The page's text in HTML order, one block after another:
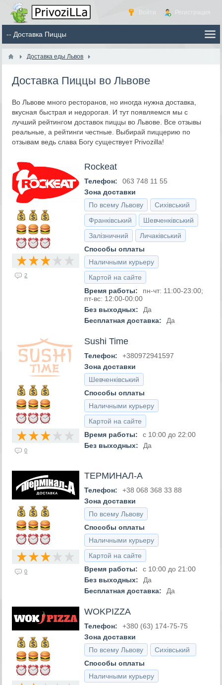
Войти Регистрация
Доставка еды Львов
Доставка Пиццы во Львове
Во Львове много ресторанов, но иногда нужна доставка,
вкусная быстрая и недорогая. И тут появляемся мы с
лучший рейтингом доставок пиццы во Львове. Все отзывы
реальные, а рейтинги честные. Выбирай пиццерию по
отзывам ведь слава Богу существует Privozilla!
2
Rockeat
Телефон:
063 748 11 55
Зона доставки
По всему Львову
Сихівський
Франківський
Шевченківський
Залізничний
Личаківський
Способы оплаты
Наличными курьеру
Картой на сайте
Время работы:
пн-чт: 11:00-23:00;
пт-вс: 12:00-00:00
Без выходных:
Да
Бесплатная доставка:
Да
0
Sushi Time
Телефон:
+380972941597
Зона доставки
Шевченківський
Способы оплаты
Наличными курьеру
Картой на сайте
Время работы:
с 10:00 до 22:00
Без выходных:
Да
0
ТЕРМИНАЛ-А
Телефон:
+38 068 368 33 88
Зона доставки
По всему Львову
Способы оплаты
Наличными курьеру
Картой на сайте
Время работы:
с 10:00 до 21:00
Без выходных:
Да
Бесплатная доставка:
Да
WOKPIZZA
Телефон:
+380 (63) 174-75-75
Зона доставки
По всему Львову
Сихівський
Способы оплаты
Наличными курьеру